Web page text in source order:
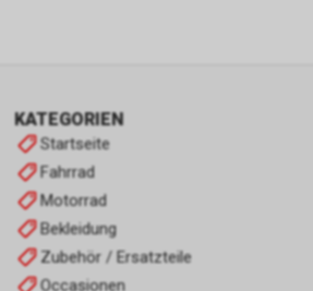
KATEGORIEN
Startseite
Fahrrad
Motorrad
Bekleidung
Zubehör / Ersatzteile
Occasionen